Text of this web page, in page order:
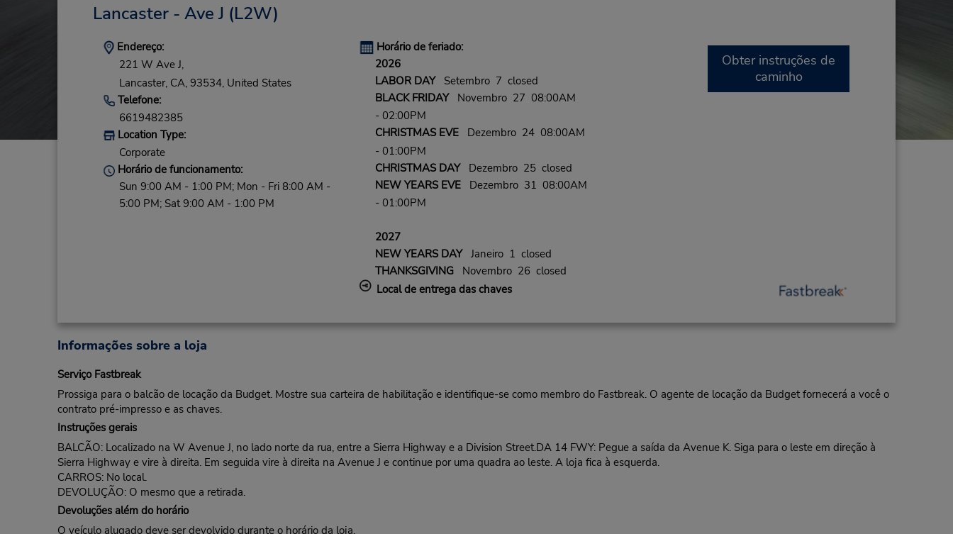
Lancaster - Ave J (L2W)
Endereço:
221 W Ave J,
Lancaster, CA, 93534, United States
Telefone:
6619482385
Location Type:
Corporate
Horário de funcionamento:
Sun 9:00 AM - 1:00 PM; Mon - Fri 8:00 AM -
5:00 PM; Sat 9:00 AM - 1:00 PM
Horário de feriado:
2026
LABOR DAYSetembro 7 closed
BLACK FRIDAYNovembro 27 08:00AM
- 02:00PM
CHRISTMAS EVEDezembro 24 08:00AM
- 01:00PM
CHRISTMAS DAYDezembro 25 closed
NEW YEARS EVEDezembro 31 08:00AM
- 01:00PM
2027
NEW YEARS DAYJaneiro 1 closed
THANKSGIVINGNovembro 26 closed
Local de entrega das chaves
Obter instruções de
caminho
Informações sobre a loja
Serviço Fastbreak
Prossiga para o balcão de locação da Budget. Mostre sua carteira de habilitação e identifique-se como membro do Fastbreak. O agente de locação da Budget fornecerá a você o
contrato pré-impresso e as chaves.
Instruções gerais
BALCÃO: Localizado na W Avenue J, no lado norte da rua, entre a Sierra Highway e a Division Street.DA 14 FWY: Pegue a saída da Avenue K. Siga para o leste em direção à
Sierra Highway e vire à direita. Em seguida vire à direita na Avenue J e continue por uma quadra ao leste. A loja fica à esquerda.
CARROS: No local.
DEVOLUÇÃO: O mesmo que a retirada.
Devoluções além do horário
O veículo alugado deve ser devolvido durante o horário da loja.